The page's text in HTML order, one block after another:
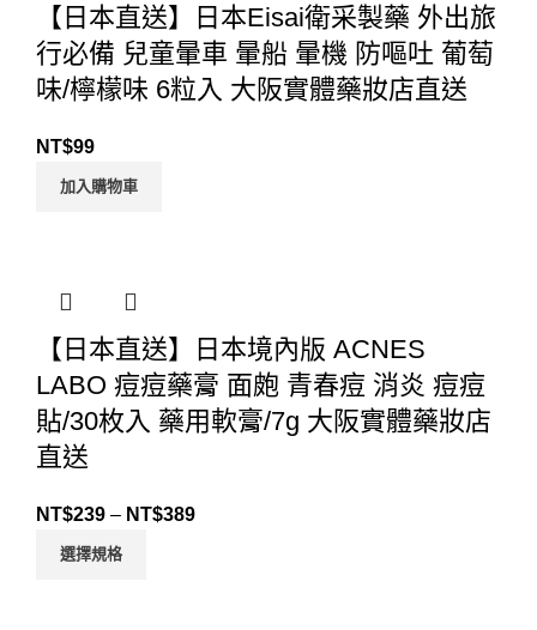
【日本直送】日本Eisai衛采製藥 外出旅
行必備 兒童暈車 暈船 暈機 防嘔吐 葡萄
味/檸檬味 6粒入 大阪實體藥妝店直送
NT$99
加入購物車
【日本直送】日本境內版 ACNES
LABO 痘痘藥膏 面皰 青春痘 消炎 痘痘
貼/30枚入 藥用軟膏/7g 大阪實體藥妝店
直送
NT$239 – NT$389
選擇規格